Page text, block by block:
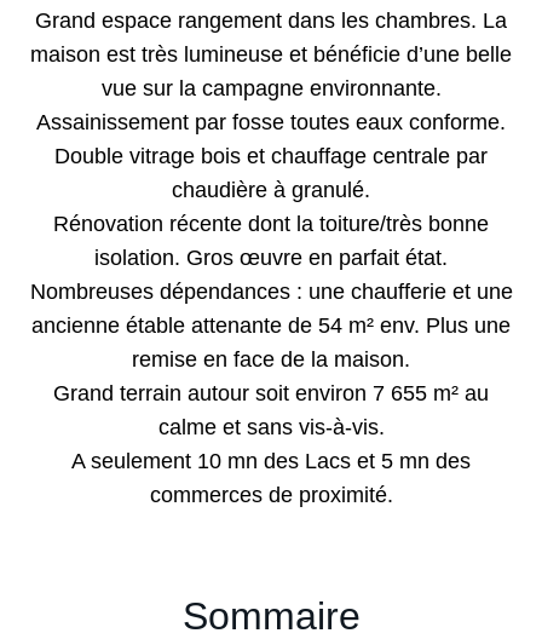
Grand espace rangement dans les chambres. La
maison est très lumineuse et bénéficie d’une belle
vue sur la campagne environnante.
Assainissement par fosse toutes eaux conforme.
Double vitrage bois et chauffage centrale par
chaudière à granulé.
Rénovation récente dont la toiture/très bonne
isolation. Gros œuvre en parfait état.
Nombreuses dépendances : une chaufferie et une
ancienne étable attenante de 54 m² env. Plus une
remise en face de la maison.
Grand terrain autour soit environ 7 655 m² au
calme et sans vis-à-vis.
A seulement 10 mn des Lacs et 5 mn des
commerces de proximité.
Sommaire